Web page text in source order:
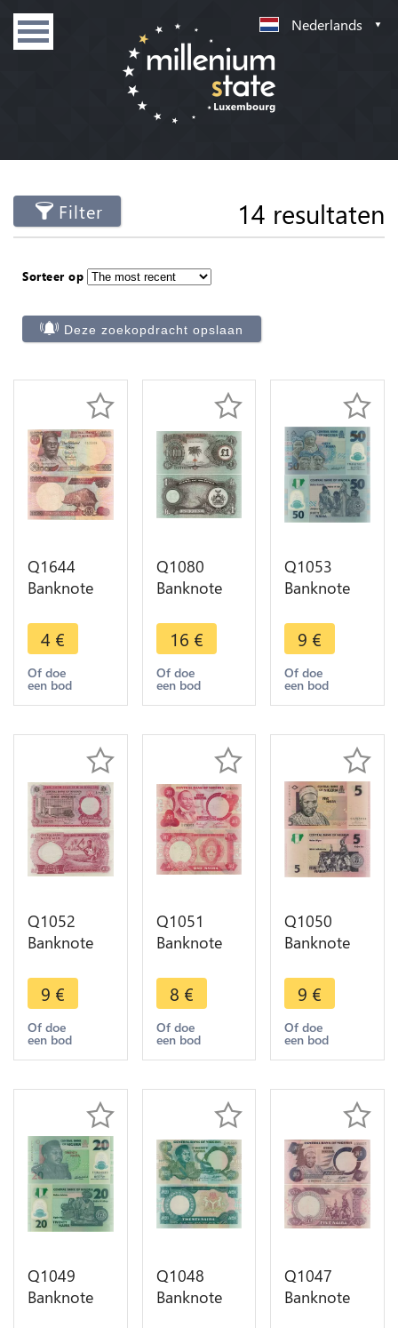
Nederlands
Filter 14 resultaten
Sorteer op
Deze zoekopdracht opslaan
Q1644
Banknote
Naira
Obafemi
Awolowo
2010 ->
4 €
Of doe
een bod
Q1080
Banknote
Nigeria 1
Pound
1968 UNC -
> Make
16 €
Of doe
een bod
Q1053
Banknote
Naira 2009
UNC ->
Make Offer
9 €
Of doe
een bod
Q1052
Banknote
Pound
1967 AU ->
Make Offer
9 €
Of doe
een bod
Q1051
Banknote
Naira
H.Macaulay
1979 1984
AU -> Make
8 €
Of doe
een bod
Q1050
Banknote
Naira Alhaji
Sir
Abubakar
Tafawa
2006
9 €
Of doe
een bod
Q1049
Banknote
Q1048
Banknote
Q1047
Banknote